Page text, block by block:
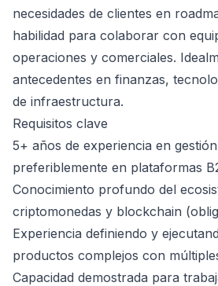
necesidades de clientes en
habilidad para colaborar con
operaciones y comerciales.
antecedentes en finanzas,
de infraestructura.
Requisitos clave
5+ años de experiencia en
preferiblemente en plataformas
Conocimiento profundo del
criptomonedas y blockchain
Experiencia definiendo y
productos complejos con
Capacidad demostrada para